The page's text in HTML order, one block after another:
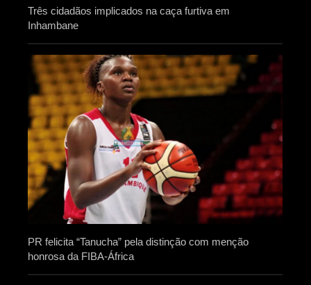
Três cidadãos implicados na caça furtiva em
Inhambane
PR felicita “Tanucha” pela distinção com menção
honrosa da FIBA-África